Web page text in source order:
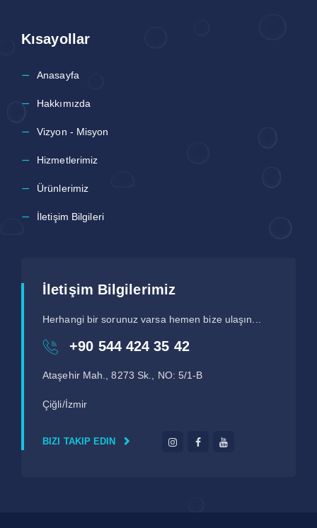
Kısayollar
Anasayfa
Hakkımızda
Vizyon - Misyon
Hizmetlerimiz
Ürünlerimiz
İletişim Bilgileri
İletişim Bilgilerimiz
Herhangi bir sorunuz varsa hemen bize ulaşın...
+90 544 424 35 42
Ataşehir Mah., 8273 Sk., NO: 5/1-B
Çiğli/İzmir
BIZI TAKIP EDIN